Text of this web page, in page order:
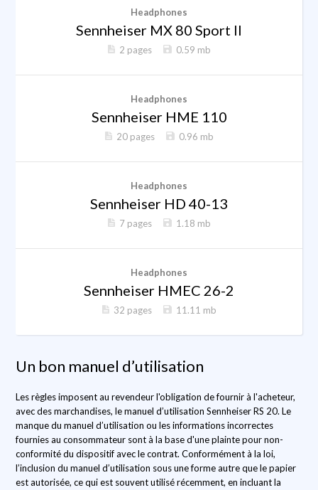
Headphones
Sennheiser MX 80 Sport II
2 pages 0.59 mb
Headphones
Sennheiser HME 110
20 pages 0.96 mb
Headphones
Sennheiser HD 40-13
7 pages 1.18 mb
Headphones
Sennheiser HMEC 26-2
32 pages 11.11 mb
Un bon manuel d’utilisation
Les règles imposent au revendeur l'obligation de fournir à l'acheteur,
avec des marchandises, le manuel d’utilisation Sennheiser RS 20. Le
manque du manuel d’utilisation ou les informations incorrectes
fournies au consommateur sont à la base d'une plainte pour non-
conformité du dispositif avec le contrat. Conformément à la loi,
l’inclusion du manuel d’utilisation sous une forme autre que le papier
est autorisée, ce qui est souvent utilisé récemment, en incluant la